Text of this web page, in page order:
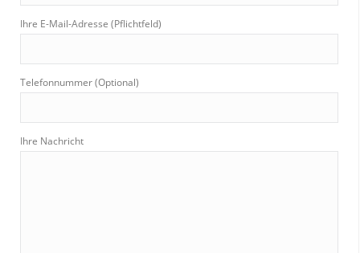
Ihre E-Mail-Adresse (Pflichtfeld)
Telefonnummer (Optional)
Ihre Nachricht